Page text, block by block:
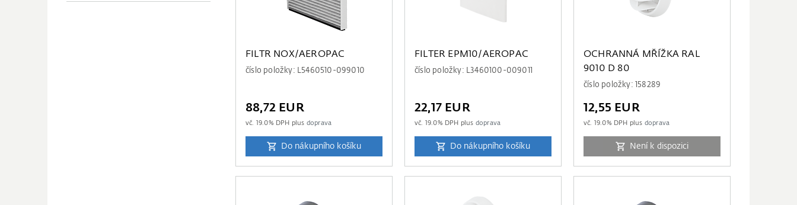
FILTR NOX/AEROPAC
číslo položky: L5460510-099010
88,72 EUR
vč. 19.0% DPH plus doprava
Do nákupního košíku
FILTER EPM10/AEROPAC
číslo položky: L3460100-009011
22,17 EUR
vč. 19.0% DPH plus doprava
Do nákupního košíku
OCHRANNÁ MŘÍŽKA RAL
9010 D 80
číslo položky: 158289
12,55 EUR
vč. 19.0% DPH plus doprava
Není k dispozici